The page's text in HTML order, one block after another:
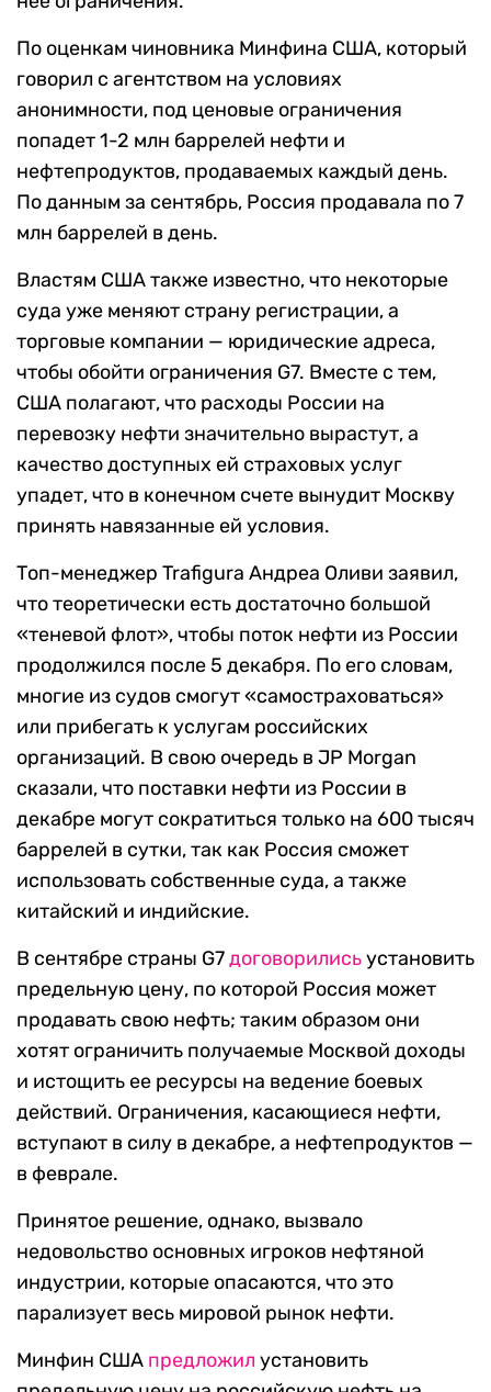
По оценкам чиновника Минфина США, который
говорил с агентством на условиях
анонимности, под ценовые ограничения
попадет 1-2 млн баррелей нефти и
нефтепродуктов, продаваемых каждый день.
По данным за сентябрь, Россия продавала по 7
млн баррелей в день.
Властям США также известно, что некоторые
суда уже меняют страну регистрации, а
торговые компании — юридические адреса,
чтобы обойти ограничения G7. Вместе с тем,
США полагают, что расходы России на
перевозку нефти значительно вырастут, а
качество доступных ей страховых услуг
упадет, что в конечном счете вынудит Москву
принять навязанные ей условия.
Топ-менеджер Trafigura Андреа Оливи заявил,
что теоретически есть достаточно большой
«теневой флот», чтобы поток нефти из России
продолжился после 5 декабря. По его словам,
многие из судов смогут «самостраховаться»
или прибегать к услугам российских
организаций. В свою очередь в JP Morgan
сказали, что поставки нефти из России в
декабре могут сократиться только на 600 тысяч
баррелей в сутки, так как Россия сможет
использовать собственные суда, а также
китайский и индийские.
В сентябре страны G7договорилисьустановить
предельную цену, по которой Россия может
продавать свою нефть; таким образом они
хотят ограничить получаемые Москвой доходы
и истощить ее ресурсы на ведение боевых
действий. Ограничения, касающиеся нефти,
вступают в силу в декабре, а нефтепродуктов —
в феврале.
Принятое решение, однако, вызвало
недовольство основных игроков нефтяной
индустрии, которые опасаются, что это
парализует весь мировой рынок нефти.
Минфин США предложил установить